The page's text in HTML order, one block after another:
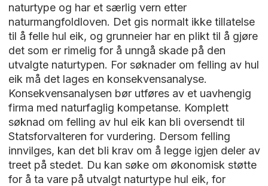
naturtype og har et særlig vern etter
naturmangfoldloven. Det gis normalt ikke tillatelse
til å felle hul eik, og grunneier har en plikt til å gjøre
det som er rimelig for å unngå skade på den
utvalgte naturtypen. For søknader om felling av hul
eik må det lages en konsekvensanalyse.
Konsekvensanalysen bør utføres av et uavhengig
firma med naturfaglig kompetanse. Komplett
søknad om felling av hul eik kan bli oversendt til
Statsforvalteren for vurdering. Dersom felling
innvilges, kan det bli krav om å legge igjen deler av
treet på stedet. Du kan søke om økonomisk støtte
for å ta vare på utvalgt naturtype hul eik, for